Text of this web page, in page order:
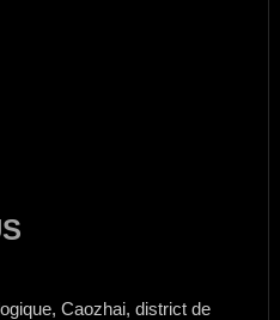
Caozhai, district de